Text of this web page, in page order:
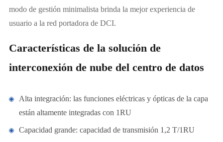
modo de gestión minimalista brinda la mejor experiencia de
usuario a la red portadora de DCI.
Características de la solución de
interconexión de nube del centro de datos
Alta integración: las funciones eléctricas y ópticas de la capa
están altamente integradas con 1RU
Capacidad grande: capacidad de transmisión 1,2 T/1RU